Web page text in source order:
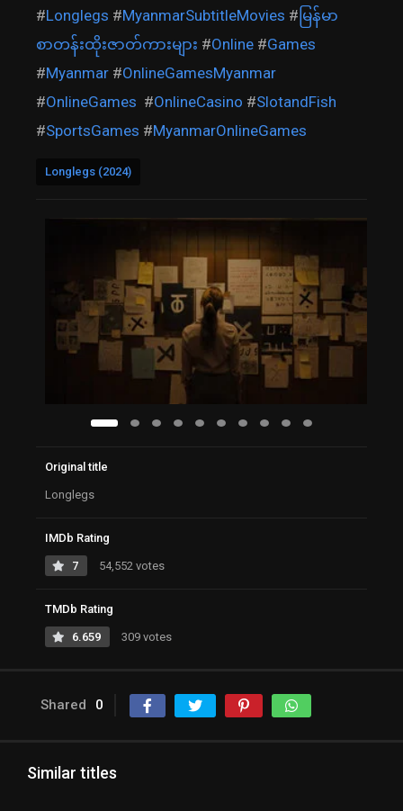
#Longlegs #MyanmarSubtitleMovies # မြန်မာ
စာတန်းထိုးဇာတ်ကားများ #Online #Games
#Myanmar #OnlineGamesMyanmar
#OnlineGames #OnlineCasino #SlotandFish
#SportsGames #MyanmarOnlineGames
Longlegs (2024)
Original title
Longlegs
IMDb Rating
7 54,552 votes
TMDb Rating
6.659 309 votes
Shared 0
Similar titles